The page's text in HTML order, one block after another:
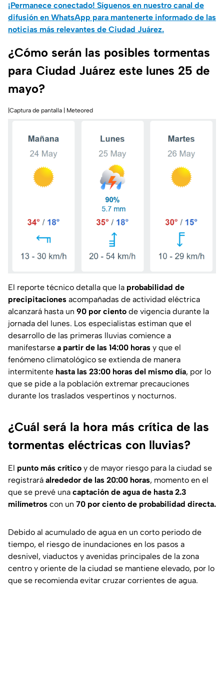
¡Permanece conectado! Síguenos en nuestro canal de
difusión en WhatsApp para mantenerte informado de las
noticias más relevantes de Ciudad Juárez.
¿Cómo serán las posibles tormentas
para Ciudad Juárez este lunes 25 de
mayo?
|Captura de pantalla | Meteored
El reporte técnico detalla que la probabilidad de
precipitaciones acompañadas de actividad eléctrica
alcanzará hasta un 90 por ciento de vigencia durante la
jornada del lunes. Los especialistas estiman que el
desarrollo de las primeras lluvias comience a
manifestarse a partir de las 14:00 horas y que el
fenómeno climatológico se extienda de manera
intermitente hasta las 23:00 horas del mismo día, por lo
que se pide a la población extremar precauciones
durante los traslados vespertinos y nocturnos.
¿Cuál será la hora más crítica de las
tormentas eléctricas con lluvias?
El punto más crítico y de mayor riesgo para la ciudad se
registrará alrededor de las 20:00 horas, momento en el
que se prevé una captación de agua de hasta 2.3
milímetros con un 70 por ciento de probabilidad directa.
Debido al acumulado de agua en un corto periodo de
tiempo, el riesgo de inundaciones en los pasos a
desnivel, viaductos y avenidas principales de la zona
centro y oriente de la ciudad se mantiene elevado, por lo
que se recomienda evitar cruzar corrientes de agua.